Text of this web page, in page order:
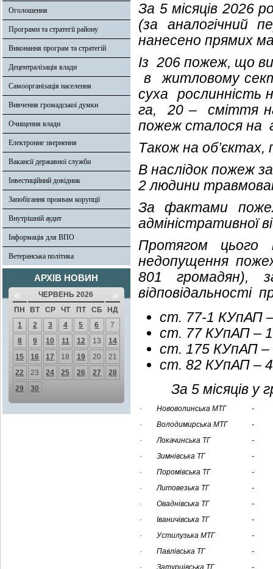
Оголошення
Програми та стратегії району
Виконання програм та стратегій
Децентралізація влади
Самоорганізація населення
Вивчення громадської думки
Очищення влади
Електронне звернення
Вакансії державної служби
Інвестиційний довідник
Запобігання проявам корупції
Внутрішній аудит
Інформація для ВПО
Ветеранська політика
АРХІВ НОВИН
« ЧЕРВЕНЬ 2026 »
ПН ВТ СР ЧТ ПТ СБ
НД
1
2 3 4 5 6
7
8
9 10 11 12 13
14
15
16 17 18 19 20
21
22
23 24 25 26 27
28
29
30
За 5 місяців 2026
(за аналогічний
нанесено прямих
Із 206 пожеж, що
в житловому
суха рослинність
га, 20 – сміття на
пожеж сталося на
Також на
В наслідок пожеж
2 людини
За фактами
адміністративної
Протягом цього
недопущення
801 громадян),
відповідальності
ст. 77-1 КУпАП –
ст. 77 КУпАП –
ст. 175 КУпАП –
ст. 82 КУпАП – 4
За 5 місяців у
· Нововолинська МТГ
-
· Володимирська МТГ
-
· Локачинська ТГ
-
· Зимнівська ТГ
-
· Поромівська ТГ
-
· Литовезька ТГ
-
· Оваднівська ТГ
-
· Іваничівська ТГ
-
· Устилузька МТГ
-
· Павлівська ТГ
-
· Затурцівська ТГ
-